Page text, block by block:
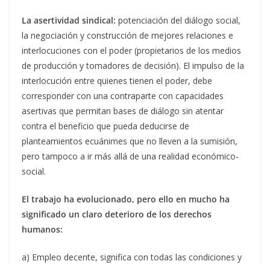
La asertividad sindical: potenciación del diálogo social,
la negociación y construcción de mejores relaciones e
interlocuciones con el poder (propietarios de los medios
de producción y tomadores de decisión). El impulso de la
interlocución entre quienes tienen el poder, debe
corresponder con una contraparte con capacidades
asertivas que permitan bases de diálogo sin atentar
contra el beneficio que pueda deducirse de
planteamientos ecuánimes que no lleven a la sumisión,
pero tampoco a ir más allá de una realidad económico-
social.
El trabajo ha evolucionado, pero ello en mucho ha
significado un claro deterioro de los derechos
humanos:
a) Empleo decente, significa con todas las condiciones y